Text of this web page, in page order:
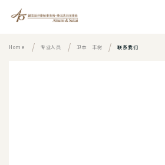
Home 专业人员 卫本 丰树 联系我们